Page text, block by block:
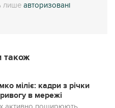
лише авторизовані
також
міліє: кадри з річки
в мережі